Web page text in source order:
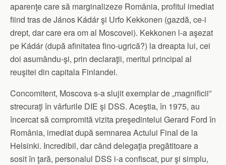
aparenţe care să marginalizeze România, profitul imediat
fiind tras de János Kádár şi Urfo Kekkonen (gazdă, ce-i
drept, dar care era om al Moscovei). Kekkonen l-a aşezat
pe Kádár (după afinitatea fino-ugrică?) la dreapta lui, cei
doi asumându-şi, prin declaraţii, meritul principal al
reuşitei din capitala Finlandei.
Concomitent, Moscova s-a slujit exemplar de „magnificii”
strecuraţi în vârfurile DIE şi DSS. Aceştia, în 1975, au
încercat să compromită vizita preşedintelui Gerard Ford în
România, imediat după semnarea Actului Final de la
Helsinki. Incredibil, dar când delegaţia pregătitoare a
sosit în ţară, personalul DSS i-a confiscat, pur şi simplu,